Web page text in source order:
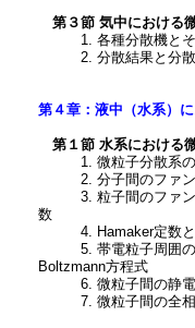
第３節 気中における
1. 各種分散機とそ
2. 分散結果と分散
第４章：液中（水系）
第１節 水系における
1. 微粒子分散系の
2. 分子間のファン
3. 粒子間のファンデ
数
4. Hamaker定数と
5. 帯電粒子周囲の電
Boltzmann方程式
6. 微粒子間の静電
7. 微粒子間の全相